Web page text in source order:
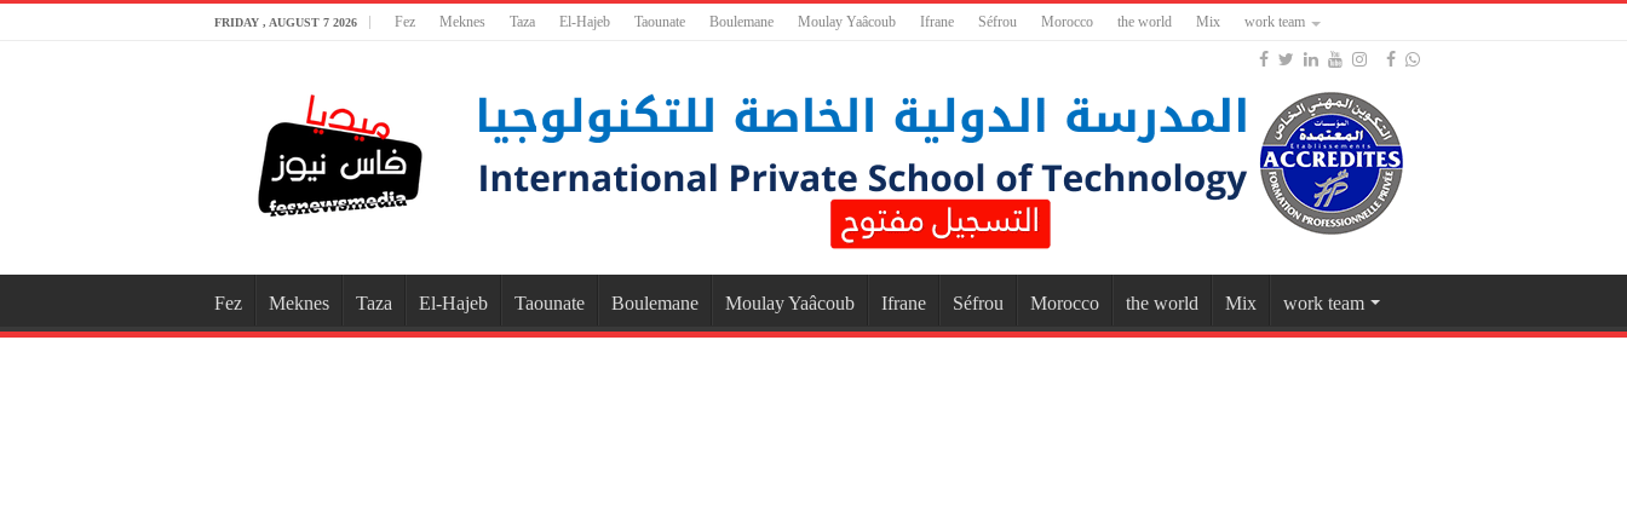
FRIDAY , AUGUST 7 2026 Fez Meknes Taza El-Hajeb Taounate Boulemane Moulay Yaâcoub Ifrane Séfrou Morocco the world Mix work team
Fez Meknes Taza El-Hajeb Taounate Boulemane Moulay Yaâcoub Ifrane Séfrou Morocco the world Mix work team